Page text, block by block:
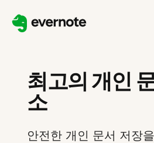
최고의 개인
소
안전한 개인 문서 저장